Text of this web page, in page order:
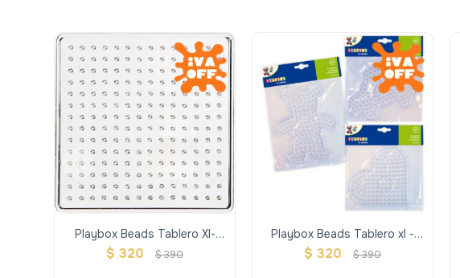
Playbox Beads Tablero Xl-
Cuadrado Encastrable
$ 320 $390
Playbox Beads Tablero xl -
Auto
$ 320 $390